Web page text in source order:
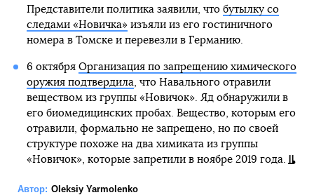
Представители политика заявили, что бутылку со
следами «Новичка»изъяли из его гостиничного
номера в Томске и перевезли в Германию.
6 октября Организация по запрещению химического
оружия подтвердила , что Навального отравили
веществом из группы «Новичок». Яд обнаружили в
его биомедицинских пробах. Вещество, которым его
отравили, формально не запрещено, но по своей
структуре похоже на два химиката из группы
«Новичок», которые запретили в ноябре 2019 года.
Автор: Oleksiy Yarmolenko